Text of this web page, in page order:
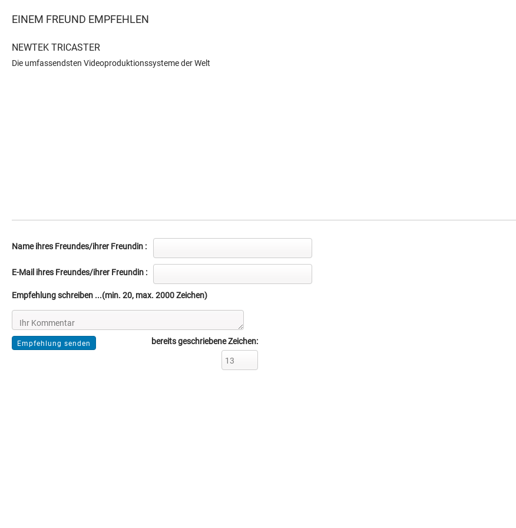
EINEM FREUND EMPFEHLEN
NEWTEK TRICASTER
Die umfassendsten Videoproduktionssysteme der Welt
Name ihres Freundes/ihrer Freundin :
E-Mail ihres Freundes/ihrer Freundin :
Empfehlung schreiben ...(min. 20, max. 2000 Zeichen)
bereits geschriebene Zeichen: